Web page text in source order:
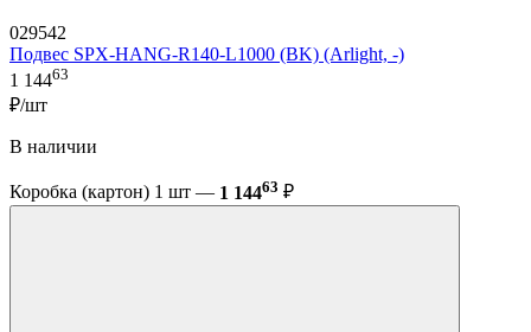
029542
Подвес SPX-HANG-R140-L1000 (BK) (Arlight, -)
1 14463
₽/шт
В наличии
Коробка (картон) 1 шт — 1 14463 ₽